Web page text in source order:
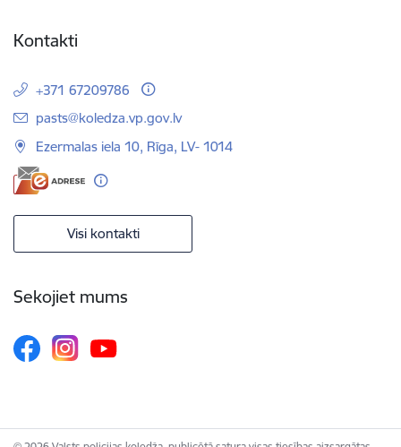
Kontakti
+371 67209786
E-pasts:
pasts@koledza.vp.gov.lv
Ezermalas iela 10, Rīga, LV- 1014
Visi kontakti
Sekojiet mums